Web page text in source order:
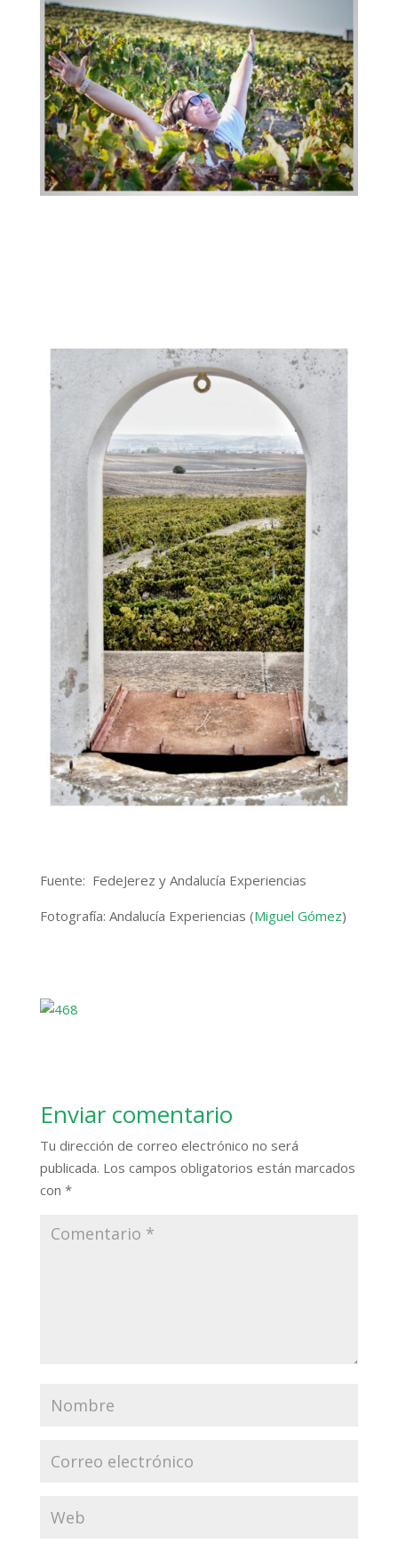
Fuente: FedeJerez y Andalucía Experiencias
Fotografía: Andalucía Experiencias (Miguel Gómez)
Enviar comentario
Tu dirección de correo electrónico no será
publicada. Los campos obligatorios están marcados
con *